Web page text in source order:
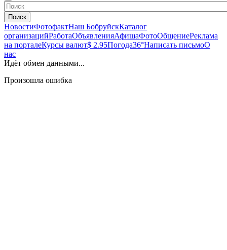
Поиск
НовостиФотофактНаш БобруйскКаталог
организацийРаботаОбъявленияАфишаФотоОбщениеРеклама
на порталеКурсы валют$ 2.95Погода36°Написать письмоО
нас
Идёт обмен данными...
Произошла ошибка